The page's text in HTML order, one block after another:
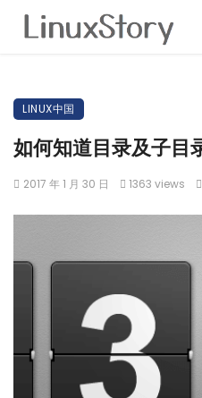
LINUX中国
如何知道目录及子目
2017 年 1 月 30 日 1363 views